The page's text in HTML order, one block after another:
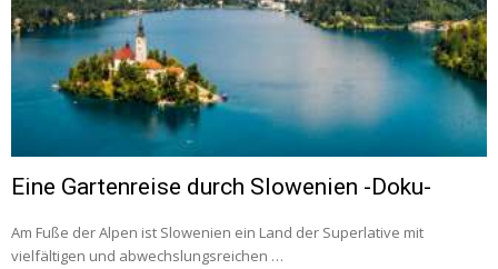
Eine Gartenreise durch Slowenien -Doku-
Am Fuße der Alpen ist Slowenien ein Land der Superlative mit
vielfältigen und abwechslungsreichen …